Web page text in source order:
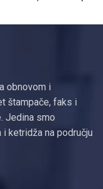
obnovom i
štampače, faks i
Jedina smo
ketridža na području